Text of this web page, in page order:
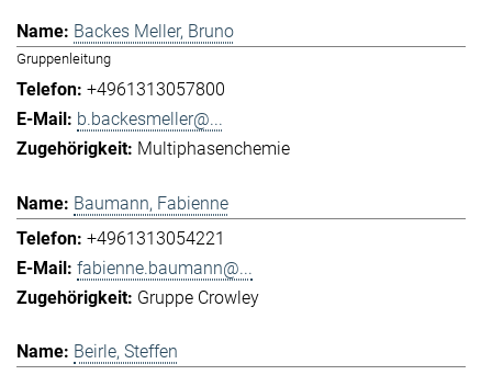
Backes Meller, Bruno
Gruppenleitung
+4961313057800
b.backesmeller@...
Multiphasenchemie
Baumann, Fabienne
+4961313054221
fabienne.baumann@...
Gruppe Crowley
Beirle, Steffen